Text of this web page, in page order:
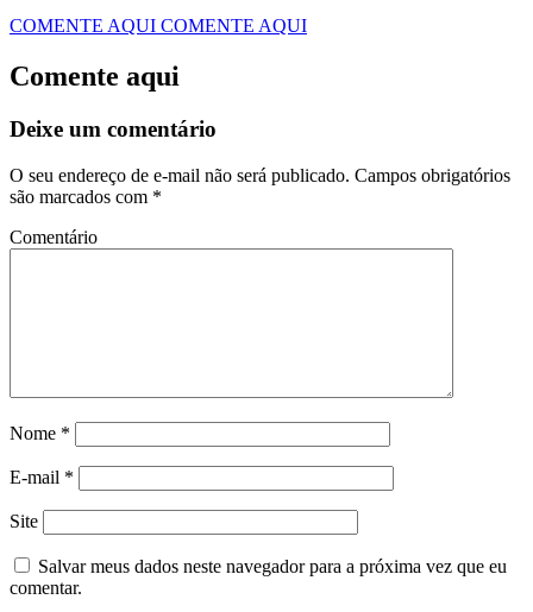
COMENTE AQUI COMENTE AQUI
Comente aqui
Deixe um comentário
O seu endereço de e-mail não será publicado. Campos obrigatórios
são marcados com *
Comentário
Nome *
E-mail *
Site
Salvar meus dados neste navegador para a próxima vez que eu
comentar.